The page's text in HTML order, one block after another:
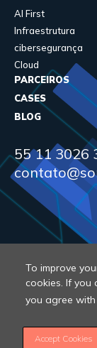
To improve
cookies. If you
you agree
Accept Cookies
AI First
Infraestrutura
cibersegurança
Cloud
PARCEIROS
CASES
BLOG
55 11 3026